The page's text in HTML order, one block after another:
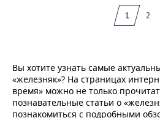
1 2
Вы хотите узнать самые
«железняк»? На страницах
время» можно не только
познавательные статьи о
познакомиться с подробными